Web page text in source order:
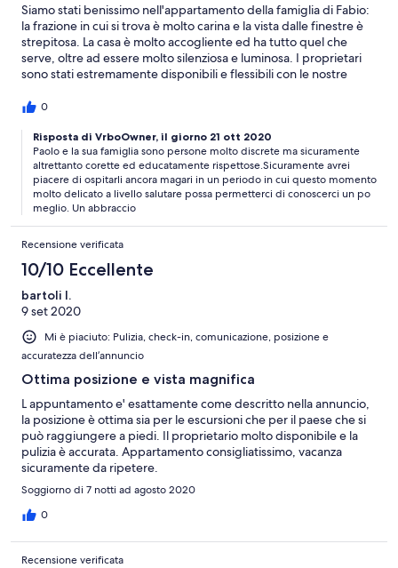
Siamo stati benissimo nell'appartamento della famiglia di Fabio:
la frazione in cui si trova è molto carina e la vista dalle finestre è
strepitosa. La casa è molto accogliente ed ha tutto quel che
serve, oltre ad essere molto silenziosa e luminosa. I proprietari
sono stati estremamente disponibili e flessibili con le nostre
soggiornarci ancora!
0
Risposta di VrboOwner, il giorno 21 ott 2020
Paolo e la sua famiglia sono persone molto discrete ma sicuramente
altrettanto corette ed educatamente rispettose.Sicuramente avrei
piacere di ospitarli ancora magari in un periodo in cui questo momento
molto delicato a livello salutare possa permetterci di conoscerci un po
meglio. Un abbraccio
Recensione verificata
10/10 Eccellente
bartoli l.
9 set 2020
Mi è piaciuto: Pulizia, check-in, comunicazione, posizione e
accuratezza dell’annuncio
Ottima posizione e vista magnifica
L appuntamento e' esattamente come descritto nella annuncio,
la posizione è ottima sia per le escursioni che per il paese che si
può raggiungere a piedi. Il proprietario molto disponibile e la
pulizia è accurata. Appartamento consigliatissimo, vacanza
sicuramente da ripetere.
Soggiorno di 7 notti ad agosto 2020
0
Recensione verificata